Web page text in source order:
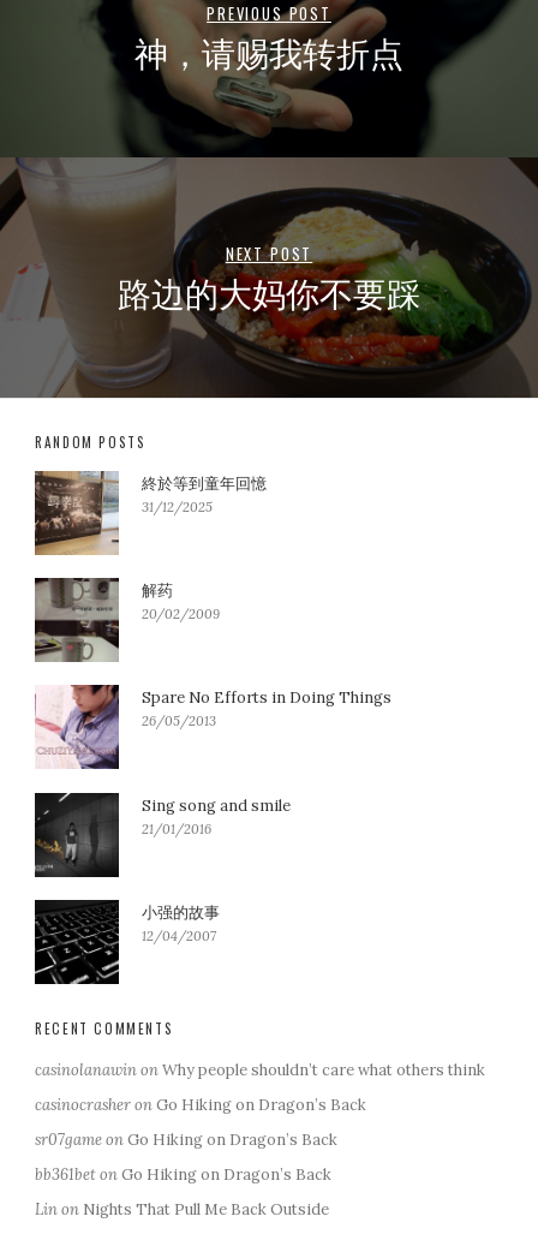
PREVIOUS POST
神，请赐我转折点
NEXT POST
路边的大妈你不要踩
RANDOM POSTS
終於等到童年回憶
31/12/2025
解药
20/02/2009
Spare No Efforts in Doing Things
26/05/2013
Sing song and smile
21/01/2016
小强的故事
12/04/2007
RECENT COMMENTS
casinolanawinonWhy people shouldn’t care what others think
casinocrasheronGo Hiking on Dragon’s Back
sr07gameonGo Hiking on Dragon’s Back
bb361betonGo Hiking on Dragon’s Back
Linon Nights That Pull Me Back Outside